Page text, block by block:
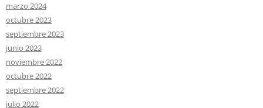
marzo 2024
octubre 2023
septiembre 2023
junio 2023
noviembre 2022
octubre 2022
septiembre 2022
julio 2022